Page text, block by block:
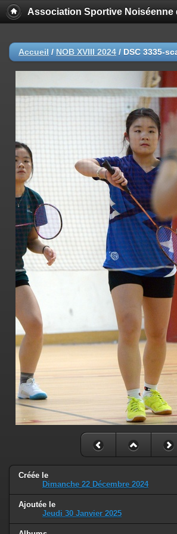
Association Sportive Noiséenne
Accueil / NOB XVIII 2024 / DSC 3335-
Créée le
Dimanche 22 Décembre 2024
Ajoutée le
Jeudi 30 Janvier 2025